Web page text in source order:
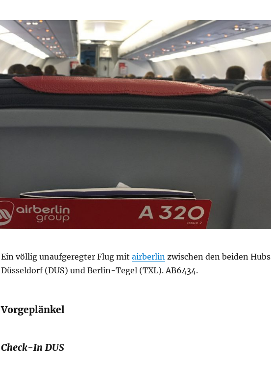
Ein völlig unaufgeregter Flug mit airberlinzwischen den beiden Hubs
Düsseldorf (DUS) und Berlin-Tegel (TXL). AB6434.
Vorgeplänkel
Check-In DUS